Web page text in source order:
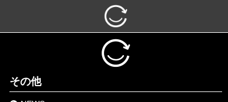
その他